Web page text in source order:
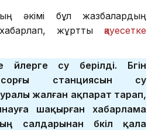
әкімі бұл жазбалардың
жұртты қауесетке
су берілді. Бүгін
станциясын су
жалған ақпарат тарап,
шақырған хабарлама
салдарынан бүкіл қала